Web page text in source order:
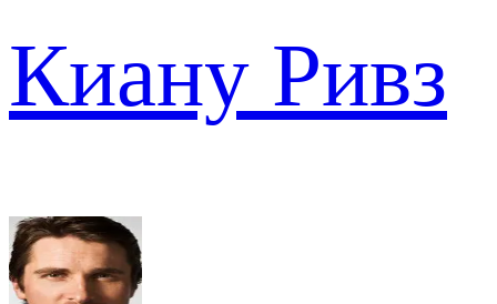
Киану Ривз